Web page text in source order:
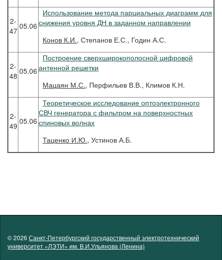
2-
47 05.06
Использование метода парциальных диаграмм для
снижения уровня ДН в заданном направлении
Конов К.И., Степанов Е.С., Годин А.С.
2-
48 05.06
Построение сверхширокополосной цифровой
антенной решетки
Мацаян М.С., Перфильев В.В., Климов К.Н.
2-
49 05.06
Теоретическое исследование оптоэлектронного
СВЧ генератора с фильтром на поверхностных
спиновых волнах
Таценко И.Ю., Устинов А.Б.
© 2026 Санкт-Петербургский государственный электротехнический
университет «ЛЭТИ» им. В.И.Ульянова (Ленина)